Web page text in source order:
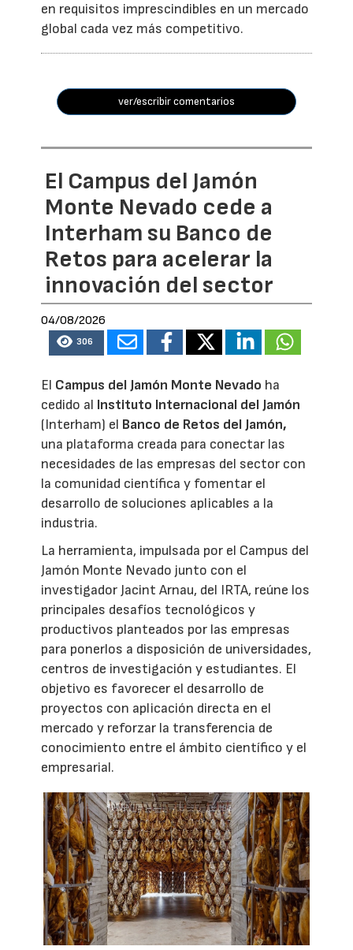
en requisitos imprescindibles en un mercado
global cada vez más competitivo.
ver/escribir comentarios
El Campus del Jamón
Monte Nevado cede a
Interham su Banco de
Retos para acelerar la
innovación del sector
04/08/2026
306
El Campus del Jamón Monte Nevado ha
cedido al Instituto Internacional del Jamón
(Interham) el Banco de Retos del Jamón,
una plataforma creada para conectar las
necesidades de las empresas del sector con
la comunidad científica y fomentar el
desarrollo de soluciones aplicables a la
industria.
La herramienta, impulsada por el Campus del
Jamón Monte Nevado junto con el
investigador Jacint Arnau, del IRTA, reúne los
principales desafíos tecnológicos y
productivos planteados por las empresas
para ponerlos a disposición de universidades,
centros de investigación y estudiantes. El
objetivo es favorecer el desarrollo de
proyectos con aplicación directa en el
mercado y reforzar la transferencia de
conocimiento entre el ámbito científico y el
empresarial.